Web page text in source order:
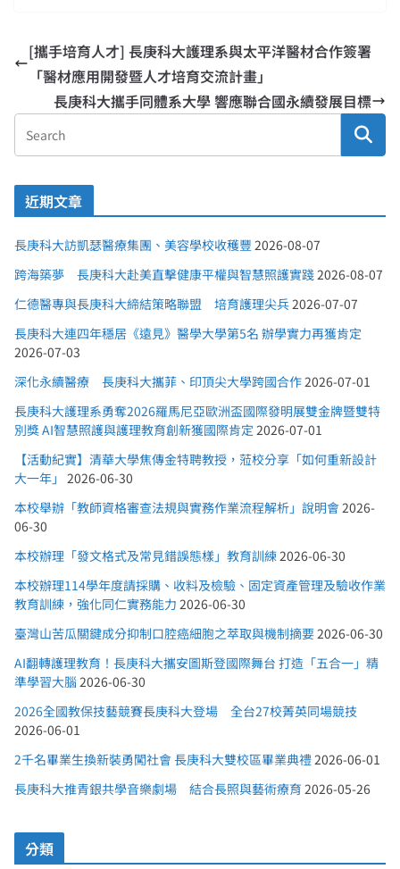
[攜手培育人才] 長庚科大護理系與太平洋醫材合作簽署
「醫材應用開發暨人才培育交流計畫」
長庚科大攜手同體系大學 響應聯合國永續發展目標
近期文章
長庚科大訪凱瑟醫療集團、美容學校收穫豐 2026-08-07
跨海築夢 長庚科大赴美直擊健康平權與智慧照護實踐 2026-08-07
仁德醫專與長庚科大締結策略聯盟 培育護理尖兵 2026-07-07
長庚科大連四年穩居《遠見》醫學大學第5名 辦學實力再獲肯定
2026-07-03
深化永續醫療 長庚科大攜菲、印頂尖大學跨國合作 2026-07-01
長庚科大護理系勇奪2026羅馬尼亞歐洲盃國際發明展雙金牌暨雙特
別獎 AI智慧照護與護理教育創新獲國際肯定 2026-07-01
【活動紀實】清華大學焦傳金特聘教授，蒞校分享「如何重新設計
大一年」
2026-06-30
本校舉辦「教師資格審查法規與實務作業流程解析」說明會 2026-
06-30
本校辦理「發文格式及常見錯誤態樣」教育訓練 2026-06-30
本校辦理114學年度請採購、收料及檢驗、固定資產管理及驗收作業
教育訓練，強化同仁實務能力 2026-06-30
臺灣山苦瓜關鍵成分抑制口腔癌細胞之萃取與機制摘要 2026-06-30
AI翻轉護理教育！長庚科大攜安圖斯登國際舞台 打造「五合一」精
準學習大腦 2026-06-30
2026全國教保技藝競賽長庚科大登場 全台27校菁英同場競技
2026-06-01
2千名畢業生換新裝勇闖社會 長庚科大雙校區畢業典禮 2026-06-01
長庚科大推青銀共學音樂劇場 結合長照與藝術療育 2026-05-26
分類